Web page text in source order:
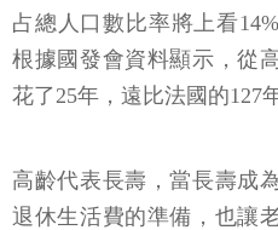
占總人口數比率將上看
根據國發會資料顯示，從
花了25年，遠比法國的127
高齡代表長壽，當長壽成
退休生活費的準備，也讓